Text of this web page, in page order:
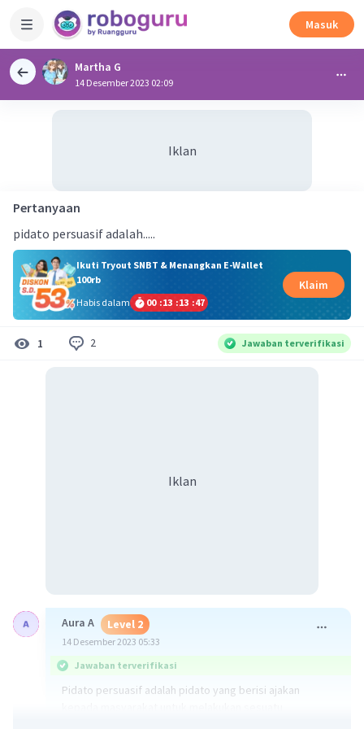
Masuk
Martha G
14 Desember 2023 02:09
Iklan
Pertanyaan
pidato persuasif adalah.....
Ikuti Tryout SNBT & Menangkan E-Wallet
100rb
Habis dalam
00 :13 :13 :47
Klaim
1 2 Jawaban terverifikasi
Iklan
Aura A Level 2
14 Desember 2023 05:33
Jawaban terverifikasi
Pidato persuasif adalah pidato yang berisi ajakan